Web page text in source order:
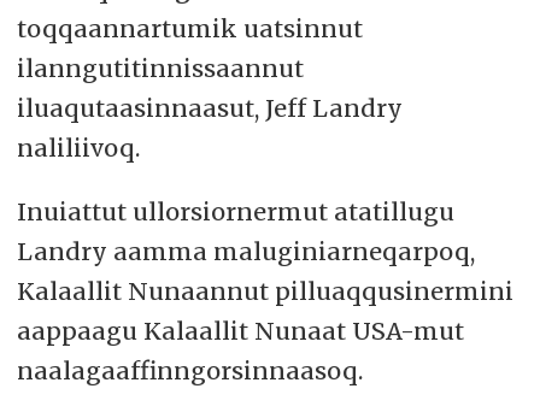
toqqaannartumik uatsinnut
ilanngutitinnissaannut
iluaqutaasinnaasut, Jeff Landry
naliliivoq.
Inuiattut ullorsiornermut atatillugu
Landry aamma maluginiarneqarpoq,
Kalaallit Nunaannut pilluaqqusinermini
aappaagu Kalaallit Nunaat USA-mut
naalagaaffinngorsinnaasoq.